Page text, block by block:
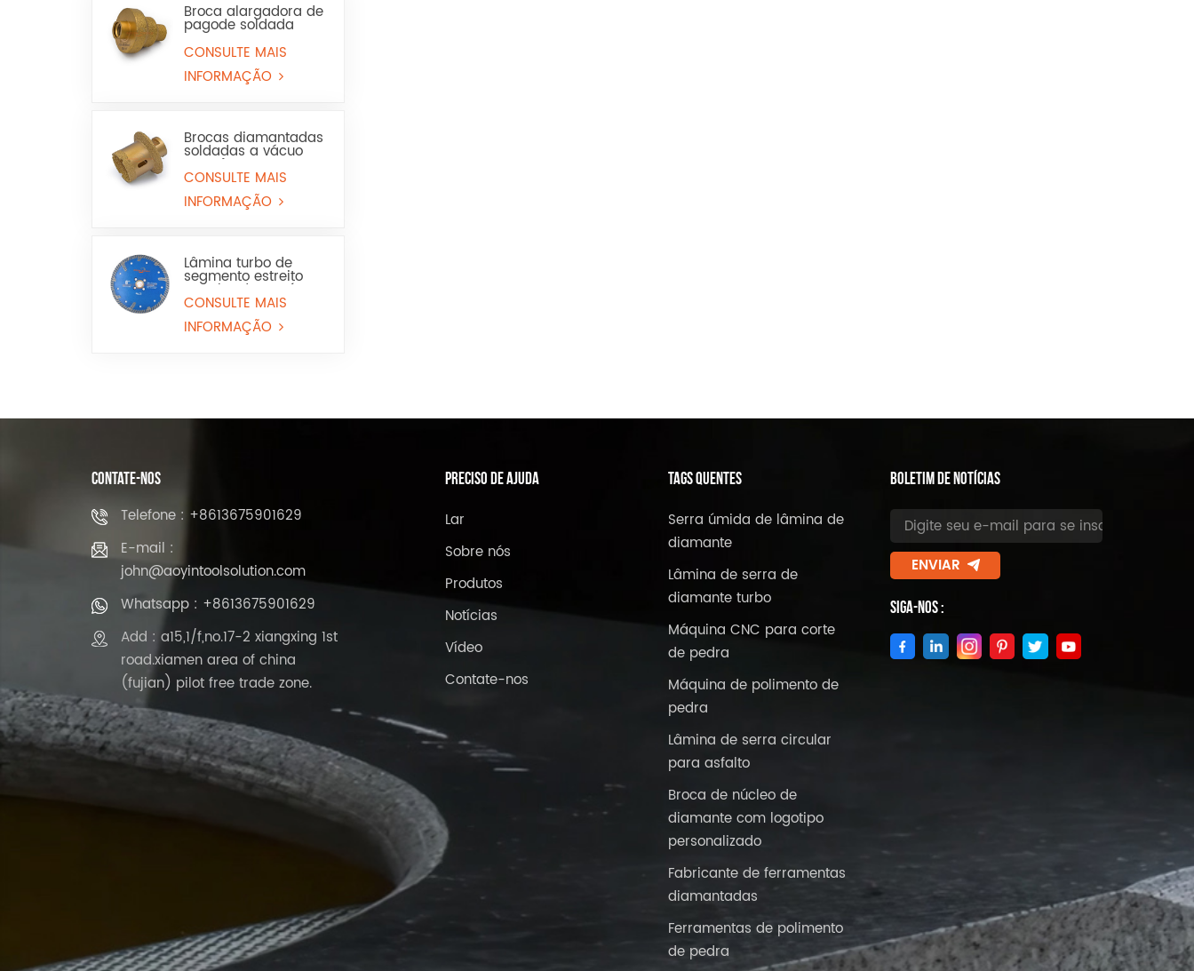
Broca alargadora de
pagode soldada
para serra copo para
mármore ou
cerâmica
CONSULTE MAIS
INFORMAÇÃO
Brocas diamantadas
soldadas a vácuo
para furos em
porcelanato,
mármore e lavatório
CONSULTE MAIS
INFORMAÇÃO
Lâmina turbo de
segmento estreito
com borda contínua
para granito e pedra
projetada
CONSULTE MAIS
INFORMAÇÃO
CONTATE-NOS
Telefone : +8613675901629
E-mail :
john@aoyintoolsolution.com
Whatsapp : +8613675901629
Add : a15,1/f,no.17-2 xiangxing 1st
road.xiamen area of china
(fujian) pilot free trade zone.
PRECISO DE AJUDA
Lar
Sobre nós
Produtos
Notícias
Vídeo
Contate-nos
TAGS QUENTES
Serra úmida de lâmina de
diamante
Lâmina de serra de
diamante turbo
Máquina CNC para corte
de pedra
Máquina de polimento de
pedra
Lâmina de serra circular
para asfalto
Broca de núcleo de
diamante com logotipo
personalizado
Fabricante de ferramentas
diamantadas
Ferramentas de polimento
de pedra
BOLETIM DE NOTÍCIAS
ENVIAR
Siga-Nos :